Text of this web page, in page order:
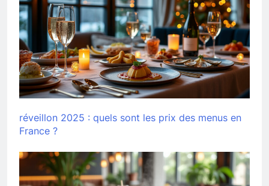
réveillon 2025 : quels sont les prix des menus en
France ?